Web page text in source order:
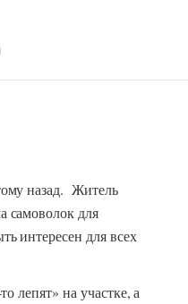
|
назад. Житель
самоволок для
интересен для всех
лепят» на участке, а